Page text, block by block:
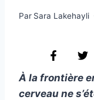
Par Sara Lakehayli
À la frontière
cerveau ne